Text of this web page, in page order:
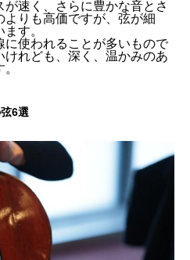
速く、さらに豊かな音とさ
りも高価ですが、弦が細
す。
使われることが多いもので
れども、深く、温かみのあ
6選